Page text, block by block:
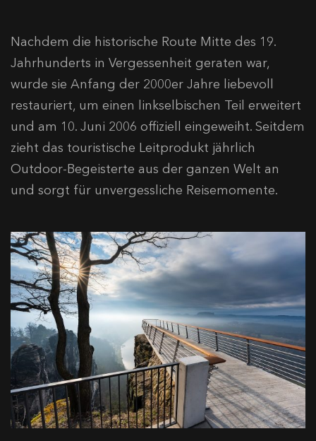
Nachdem die historische Route Mitte des 19.
Jahrhunderts in Vergessenheit geraten war,
wurde sie Anfang der 2000er Jahre liebevoll
restauriert, um einen linkselbischen Teil erweitert
und am 10. Juni 2006 offiziell eingeweiht. Seitdem
zieht das touristische Leitprodukt jährlich
Outdoor-Begeisterte aus der ganzen Welt an
und sorgt für unvergessliche Reisemomente.